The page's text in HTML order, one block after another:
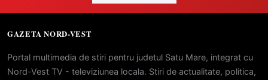
GAZETA NORD-VEST
Portal multimedia de stiri pentru judetul Satu Mare, integrat cu
Nord-Vest TV - televiziunea locala. Stiri de actualitate, politica,